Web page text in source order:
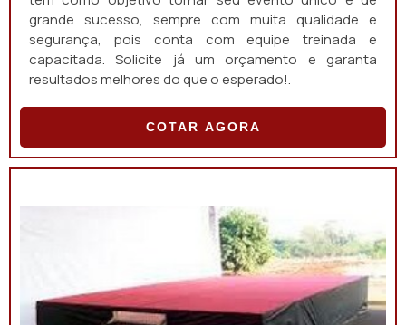
grande sucesso, sempre com muita qualidade e
segurança, pois conta com equipe treinada e
capacitada. Solicite já um orçamento e garanta
resultados melhores do que o esperado!.
COTAR AGORA